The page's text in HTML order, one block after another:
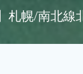
札幌/南北